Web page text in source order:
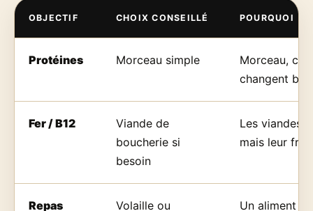
OBJECTIF CHOIX CONSEILLÉ POURQUOI
Protéines Morceau simple
Morceau,
changent
Fer / B12
Viande de
boucherie si
besoin
Les viandes
mais leur
Repas Volaille ou Un aliment